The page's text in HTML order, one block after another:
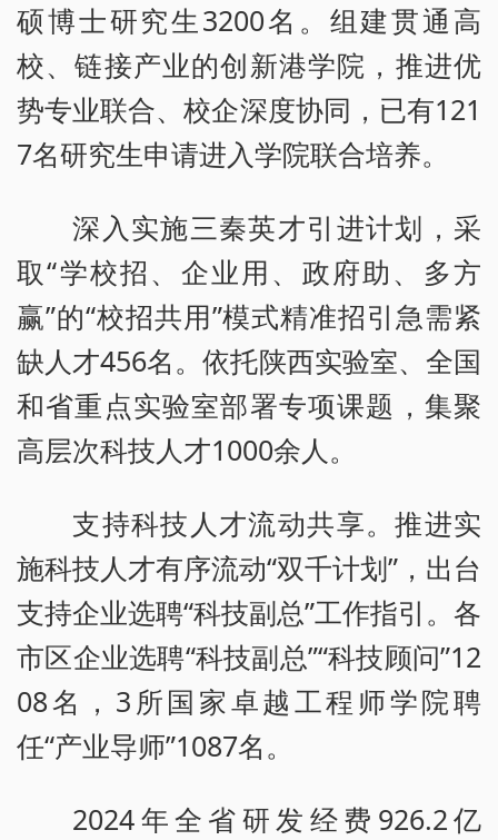
硕博士研究生3200名。组建贯通高
校、链接产业的创新港学院，推进优
势专业联合、校企深度协同，已有121
7名研究生申请进入学院联合培养。
深入实施三秦英才引进计划，采
取“学校招、企业用、政府助、多方
赢”的“校招共用”模式精准招引急需紧
缺人才456名。依托陕西实验室、全国
和省重点实验室部署专项课题，集聚
高层次科技人才1000余人。
支持科技人才流动共享。推进实
施科技人才有序流动“双千计划”，出台
支持企业选聘“科技副总”工作指引。各
市区企业选聘“科技副总”“科技顾问”12
08名，3所国家卓越工程师学院聘
任“产业导师”1087名。
2024年全省研发经费926.2亿